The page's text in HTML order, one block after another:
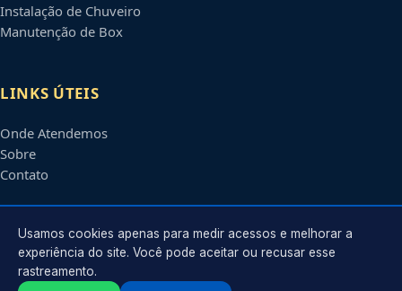
Instalação de Chuveiro
Manutenção de Box
LINKS ÚTEIS
Onde Atendemos
Sobre
Contato
CONTATO
Atendimento em
Usamos cookies apenas para medir acessos e melhorar a
experiência do site. Você pode aceitar ou recusar esse
rastreamento.